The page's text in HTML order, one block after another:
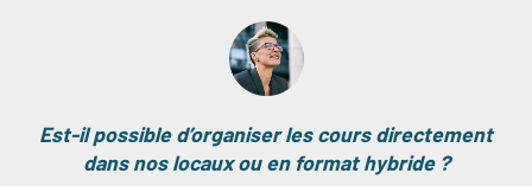
Est-il possible d’organiser les cours directement
dans nos locaux ou en format hybride ?